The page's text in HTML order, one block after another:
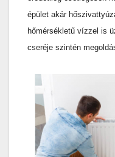
épület akár
hőmérsékletű vízzel is
cseréje szintén